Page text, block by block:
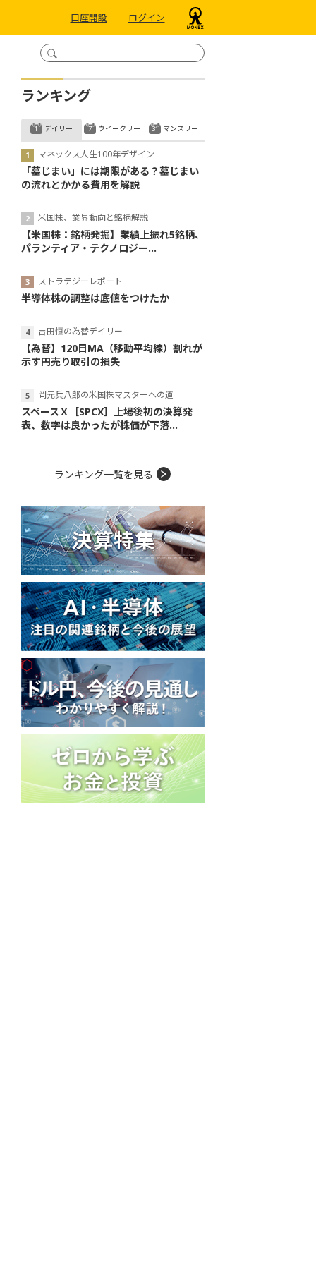
口座開設 ログイン
ランキング
デイリー
マネックス人生100年デザイン
「墓じまい」には期限がある？墓じまい
の流れとかかる費用を解説
米国株、業界動向と銘柄解説
【米国株：銘柄発掘】業績上振れ5銘柄、
パランティア・テクノロジー...
ストラテジーレポート
半導体株の調整は底値をつけたか
吉田恒の為替デイリー
【為替】120日MA（移動平均線）割れが
示す円売り取引の損失
岡元兵八郎の米国株マスターへの道
スペースＸ［SPCX］上場後初の決算発
表、数字は良かったが株価が下落...
ウイークリー マンスリー
ランキング一覧を見る